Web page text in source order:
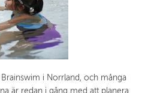
i Norrland, och många
är redan i gång med att planera